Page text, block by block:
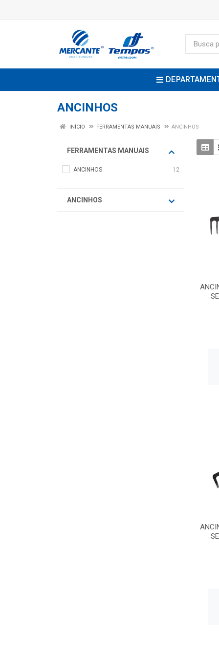
ANCINHOS
INÍCIO FERRAMENTAS MANUAIS ANCINHOS
FERRAMENTAS MANUAIS
ANCINHOS 12
ANCINHOS